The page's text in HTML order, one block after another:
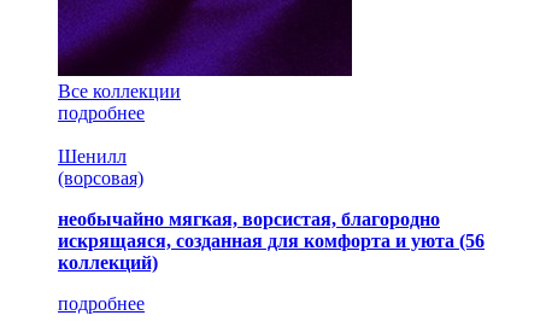
Все коллекции
подробнее
Шенилл
(ворсовая)
необычайно мягкая, ворсистая, благородно
искрящаяся, созданная для комфорта и уюта (56
коллекций)
подробнее